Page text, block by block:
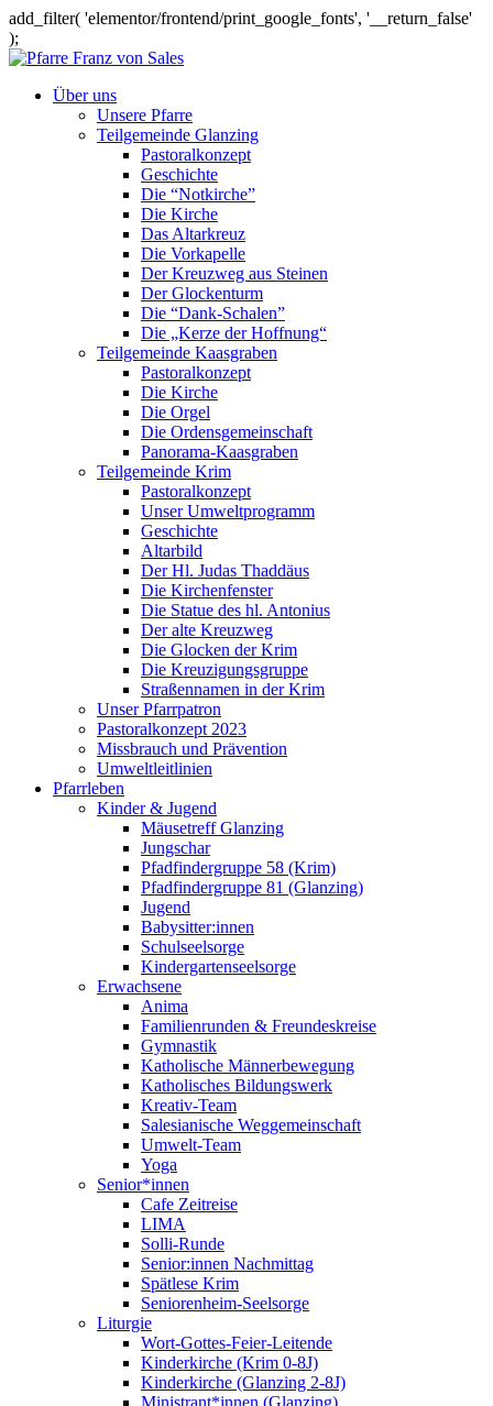
add_filter( 'elementor/frontend/print_google_fonts', '__return_false'
);
Über uns
Unsere Pfarre
Teilgemeinde Glanzing
Pastoralkonzept
Geschichte
Die “Notkirche”
Die Kirche
Das Altarkreuz
Die Vorkapelle
Der Kreuzweg aus Steinen
Der Glockenturm
Die “Dank-Schalen”
Die „Kerze der Hoffnung“
Teilgemeinde Kaasgraben
Pastoralkonzept
Die Kirche
Die Orgel
Die Ordensgemeinschaft
Panorama-Kaasgraben
Teilgemeinde Krim
Pastoralkonzept
Unser Umweltprogramm
Geschichte
Altarbild
Der Hl. Judas Thaddäus
Die Kirchenfenster
Die Statue des hl. Antonius
Der alte Kreuzweg
Die Glocken der Krim
Die Kreuzigungsgruppe
Straßennamen in der Krim
Unser Pfarrpatron
Pastoralkonzept 2023
Missbrauch und Prävention
Umweltleitlinien
Pfarrleben
Kinder & Jugend
Mäusetreff Glanzing
Jungschar
Pfadfindergruppe 58 (Krim)
Pfadfindergruppe 81 (Glanzing)
Jugend
Babysitter:innen
Schulseelsorge
Kindergartenseelsorge
Erwachsene
Anima
Familienrunden & Freundeskreise
Gymnastik
Katholische Männerbewegung
Katholisches Bildungswerk
Kreativ-Team
Salesianische Weggemeinschaft
Umwelt-Team
Yoga
Senior*innen
Cafe Zeitreise
LIMA
Solli-Runde
Senior:innen Nachmittag
Spätlese Krim
Seniorenheim-Seelsorge
Liturgie
Wort-Gottes-Feier-Leitende
Kinderkirche (Krim 0-8J)
Kinderkirche (Glanzing 2-8J)
Ministrant*innen (Glanzing)